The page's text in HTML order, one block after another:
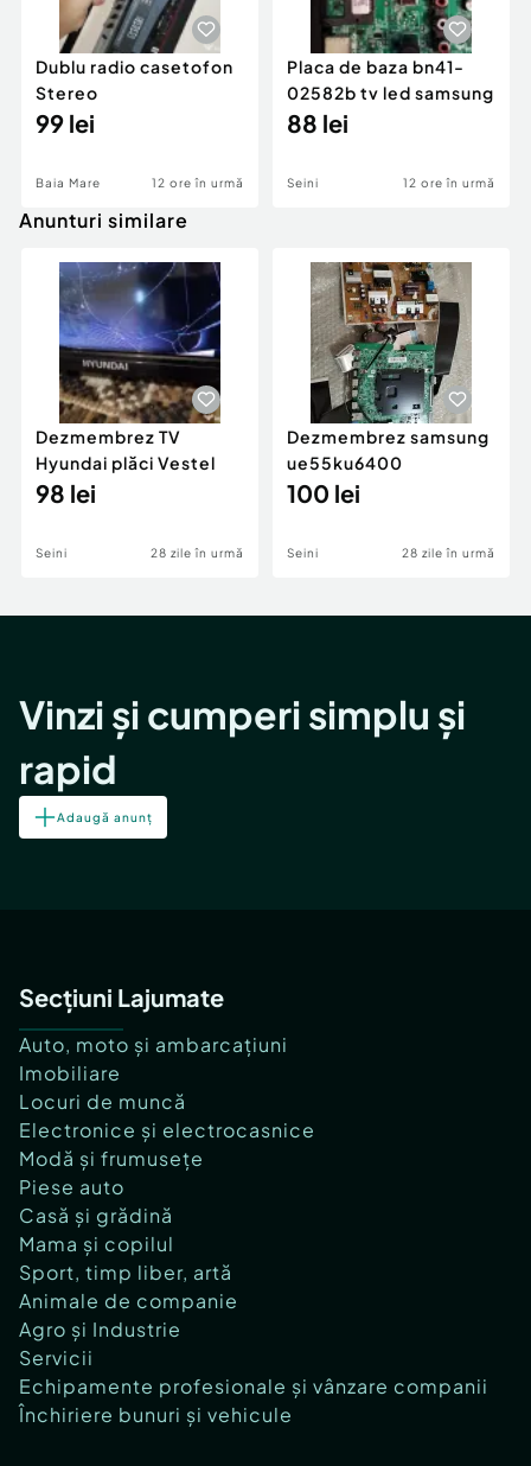
Dublu radio casetofon
Stereo
99 lei
Baia Mare 12 ore în urmă
Placa de baza bn41-
02582b tv led samsung
88 lei
Seini 12 ore în urmă
Anunturi similare
Dezmembrez TV
Hyundai plăci Vestel
98 lei
Seini 28 zile în urmă
Dezmembrez samsung
ue55ku6400
100 lei
Seini 28 zile în urmă
Vinzi și cumperi simplu și
rapid
Adaugă anunț
Secțiuni Lajumate
Auto, moto și ambarcațiuni
Imobiliare
Locuri de muncă
Electronice și electrocasnice
Modă și frumusețe
Piese auto
Casă și grădină
Mama și copilul
Sport, timp liber, artă
Animale de companie
Agro și Industrie
Servicii
Echipamente profesionale și vânzare companii
Închiriere bunuri și vehicule